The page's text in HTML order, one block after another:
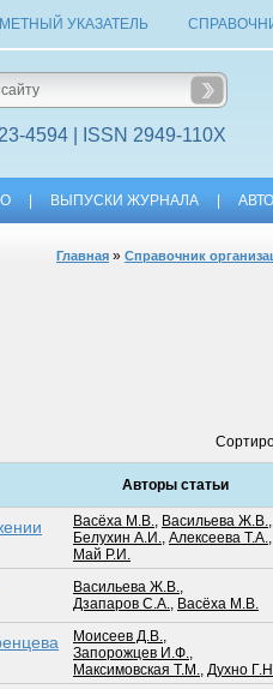
УКАЗАТЕЛЬ
4594 | ISSN 2949-110X
ВЫПУСКИ ЖУРНАЛА
Главная » Справочник
Авторы статьи
Васёха М.В., Васильева Ж.В.,
Белухин А.И., Алексеева Т.А.,
Май Р.И.
Васильева Ж.В.,
Дзапаров С.А., Васёха М.В.
Моисеев Д.В.,
Запорожцев И.Ф.,
Максимовская Т.М., Духно